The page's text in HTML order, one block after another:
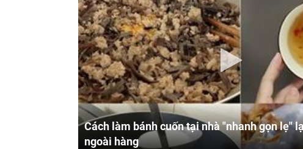
Cách làm bánh cuốn tại nhà "nhanh gọn lẹ"
ngoài hàng